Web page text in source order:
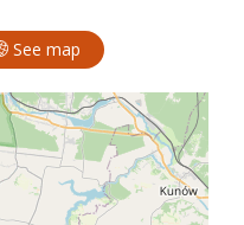
See map